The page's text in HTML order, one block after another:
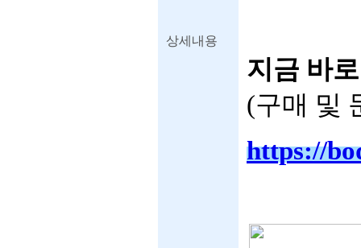
상세내용
지금 바
(구매 및
https://